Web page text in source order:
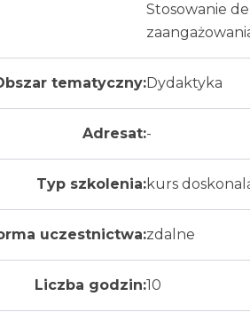
Stosowanie
tematyczny:Dydaktyka
Adresat:-
Typ szkolenia:kurs
uczestnictwa:zdalne
Liczba godzin:10